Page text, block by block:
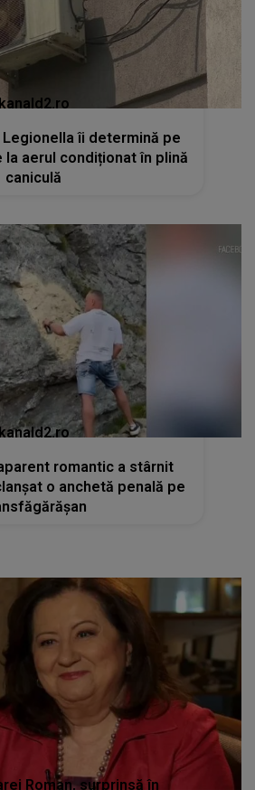
kanald2.ro
Legionella îi determină pe
la aerul condiționat în plină
caniculă
kanald2.ro
romantic a stârnit
o anchetă penală pe
Roman, surprinsă în